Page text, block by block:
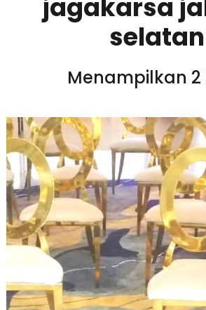
jagakarsa
selatan
Menampilkan 2